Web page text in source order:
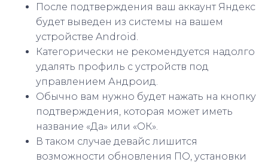
После подтверждения ваш аккаунт Яндекс
будет выведен из системы на вашем
устройстве Android.
Категорически не рекомендуется надолго
удалять профиль с устройств под
управлением Андроид.
Обычно вам нужно будет нажать на кнопку
подтверждения, которая может иметь
название «Да» или «ОК».
В таком случае девайс лишится
возможности обновления ПО, установки